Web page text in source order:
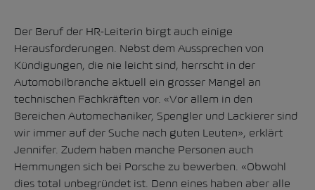
Der Beruf der HR-Leiterin birgt auch einige
Herausforderungen. Nebst dem Aussprechen von
Kündigungen, die nie leicht sind, herrscht in der
Automobilbranche aktuell ein grosser Mangel an
technischen Fachkräften vor. «Vor allem in den
Bereichen Automechaniker, Spengler und Lackierer sind
wir immer auf der Suche nach guten Leuten», erklärt
Jennifer. Zudem haben manche Personen auch
Hemmungen sich bei Porsche zu bewerben. «Obwohl
dies total unbegründet ist. Denn eines haben aber alle